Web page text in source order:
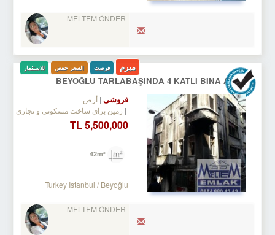
MELTEM ÖNDER
مبرم فرصت السعر خفض للاستثمار
BEYOĞLU TARLABAŞINDA 4 KATLI BINA ARSASI
فروشی أرض
زمین برای ساخت مسکونی و تجاری
5,500,000 TL
Turkey Istanbul / Beyoğlu
MELTEM ÖNDER